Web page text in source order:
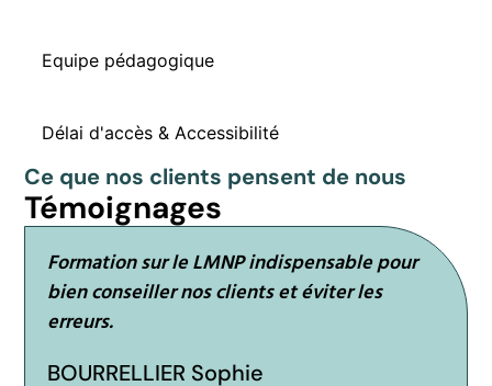
Equipe pédagogique
Délai d'accès & Accessibilité
Ce que nos clients pensent de nous
Témoignages
BOURRELLIER Sophie
Formation sur le LMNP indispensable pour
bien conseiller nos clients et éviter les
erreurs.